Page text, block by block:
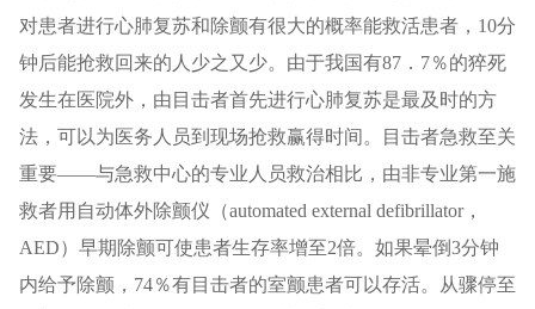
对患者进行心肺复苏和除颤有很大的概率能救活患者，10分
钟后能抢救回来的人少之又少。由于我国有87．7％的猝死
发生在医院外，由目击者首先进行心肺复苏是最及时的方
法，可以为医务人员到现场抢救赢得时间。目击者急救至关
重要——与急救中心的专业人员救治相比，由非专业第一施
救者用自动体外除颤仪（automated external defibrillator，
AED）早期除颤可使患者生存率增至2倍。如果晕倒3分钟
内给予除颤，74％有目击者的室颤患者可以存活。从骤停至